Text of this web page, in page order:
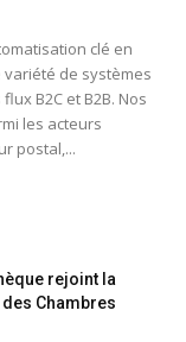
clé en
variété de systèmes
B2C et B2B. Nos
les acteurs
postal,...
rejoint la
Chambres